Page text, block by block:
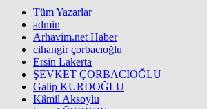
Tüm Yazarlar
admin
Arhavim.net Haber
cihangir çorbacıoğlu
Ersin Lakerta
ŞEVKET ÇORBACIOĞLU
Galip KURDOĞLU
Kâmil Aksoylu